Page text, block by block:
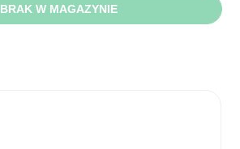
BRAK W MAGAZYNIE